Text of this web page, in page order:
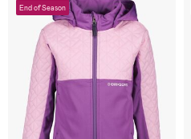
End of Season